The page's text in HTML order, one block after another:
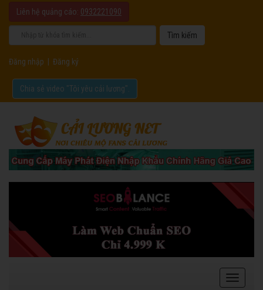
Liên hệ quảng cáo: 0932221090
Đăng nhập Đăng ký
Chia sẻ video "Tôi yêu cải lương".